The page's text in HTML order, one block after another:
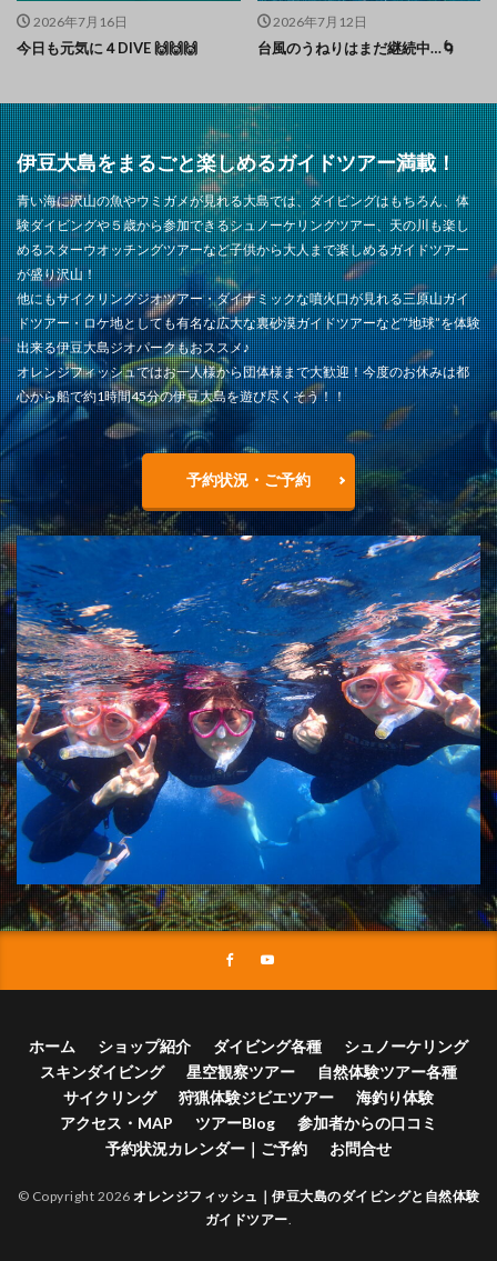
2026年7月16日
今日も元気に４DIVE 🙌🙌🙌
2026年7月12日
台風のうねりはまだ継続中…🌀
伊豆大島をまるごと楽しめるガイドツアー満載！
青い海に沢山の魚やウミガメが見れる大島では、ダイビングはもちろん、体
験ダイビングや５歳から参加できるシュノーケリングツアー、天の川も楽し
めるスターウオッチングツアーなど子供から大人まで楽しめるガイドツアー
が盛り沢山！
他にもサイクリングジオツアー・ダイナミックな噴火口が見れる三原山ガイ
ドツアー・ロケ地としても有名な広大な裏砂漠ガイドツアーなど”地球”を体験
出来る伊豆大島ジオパークもおススメ♪
オレンジフィッシュではお一人様から団体様まで大歓迎！今度のお休みは都
心から船で約1時間45分の伊豆大島を遊び尽くそう！！
予約状況・ご予約
ホーム ショップ紹介 ダイビング各種
シュノーケリング
スキンダイビング
星空観察ツアー
自然体験ツアー各種
サイクリング
狩猟体験ジビエツアー
海釣り体験
アクセス・MAP
ツアーBlog
参加者からの口コミ
予約状況カレンダー｜ご予約
お問合せ
© Copyright 2026 オレンジフィッシュ｜伊豆大島のダイビングと自然体験
ガイドツアー